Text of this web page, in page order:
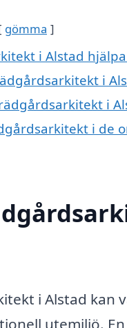
gömma
i Alstad
i
i
i de
i Alstad kan
utemiljö.